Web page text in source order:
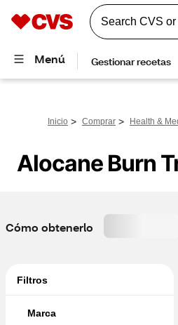
Inicio > Comprar > Health &
Alocane Burn
Cómo obtenerlo
Filtros
Marca